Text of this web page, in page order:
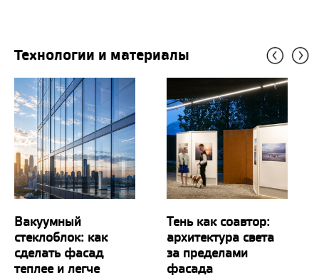
Технологии и материалы
Вакуумный
стеклоблок: как
сделать фасад
теплее и легче
Тень как соавтор:
архитектура света
за пределами
фасада